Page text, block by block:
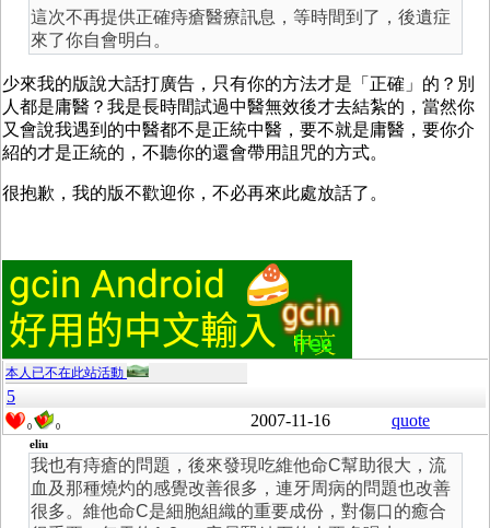
這次不再提供正確痔瘡醫療訊息，等時間到了，後遺症
來了你自會明白。
少來我的版說大話打廣告，只有你的方法才是「正確」的？別
人都是庸醫？我是長時間試過中醫無效後才去結紮的，當然你
又會說我遇到的中醫都不是正統中醫，要不就是庸醫，要你介
紹的才是正統的，不聽你的還會帶用詛咒的方式。
很抱歉，我的版不歡迎你，不必再來此處放話了。
本人已不在此站活動
5
0 0 2007-11-16 quote
eliu
我也有痔瘡的問題，後來發現吃維他命C幫助很大，流
血及那種燒灼的感覺改善很多，連牙周病的問題也改善
很多。維他命C是細胞組織的重要成份，對傷口的癒合